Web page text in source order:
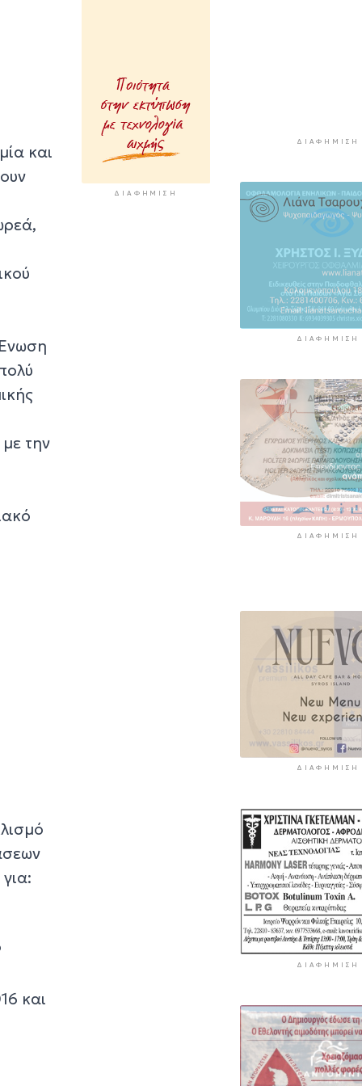
και
την
και
ΔΙΑΦΉΜΙΣΗ
Aκτοπλοΐα: Σε
«πράσινη»
σχέδιο
5 ώρες 38 λεπτά
ΔΙΑΦΉΜΙΣΗ
ΔΙΑΦΉΜΙΣΗ
ΔΙΑΦΉΜΙΣΗ
ΔΙΑΦΉΜΙΣΗ
ΔΙΑΦΉΜΙΣΗ